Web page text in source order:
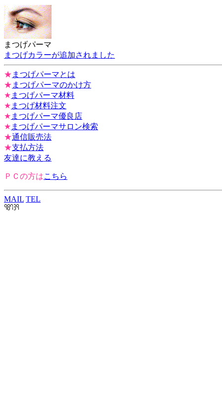
まつげパーマ
まつげカラーが追加されました
★ まつげパーマとは
★ まつげパーマのかけ方
★ まつげパーマ材料
★ まつげ材料注文
★ まつげパーマ優良店
★ まつげパーマサロン検索
★通信販売法
★支払方法
友達に教える
ＰＣの方はこちら
MAIL TEL